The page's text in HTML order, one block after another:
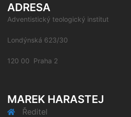
ADRESA
Adventistický teologický institut
Londýnská 623/30
120 00 Praha 2
MAREK HARASTEJ
Ředitel